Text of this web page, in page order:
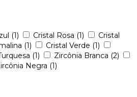
(1) Cristal Rosa (1)
Cristal
(1) Cristal Verde (1)
(1) Zircônia Branca (2)
Negra (1)